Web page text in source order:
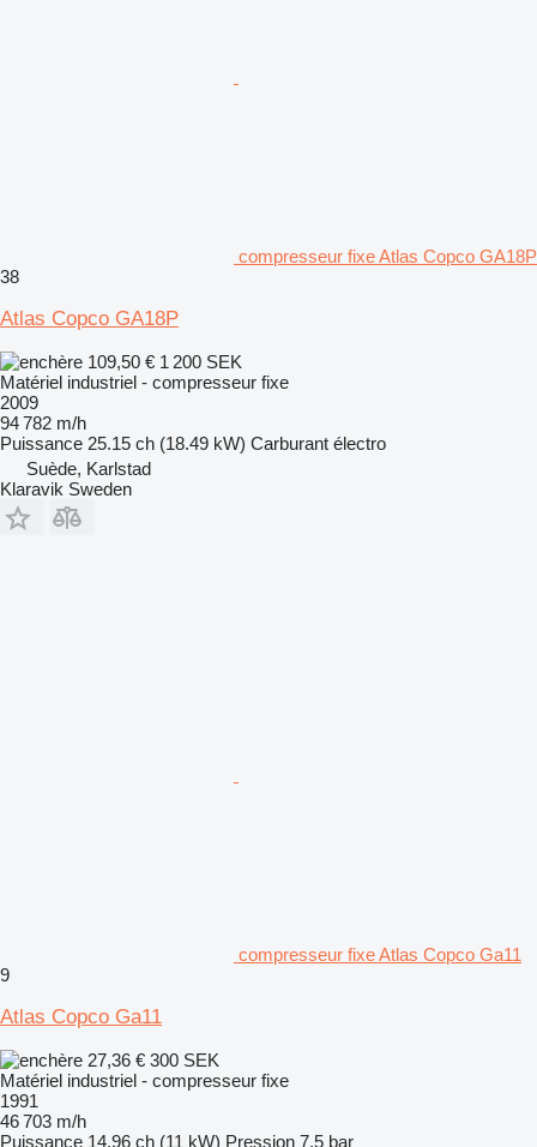
compresseur fixe Atlas Copco GA18P
38
Atlas Copco GA18P
109,50 € 1 200 SEK
Matériel industriel - compresseur fixe
2009
94 782 m/h
Puissance 25.15 ch (18.49 kW) Carburant électro
Suède, Karlstad
Klaravik Sweden
compresseur fixe Atlas Copco Ga11
9
Atlas Copco Ga11
27,36 € 300 SEK
Matériel industriel - compresseur fixe
1991
46 703 m/h
Puissance 14.96 ch (11 kW) Pression 7,5 bar